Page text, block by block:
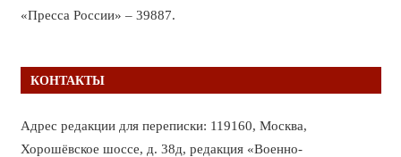
«Пресса России» – 39887.
КОНТАКТЫ
Адрес редакции для переписки: 119160, Москва,
Хорошёвское шоссе, д. 38д, редакция «Военно-